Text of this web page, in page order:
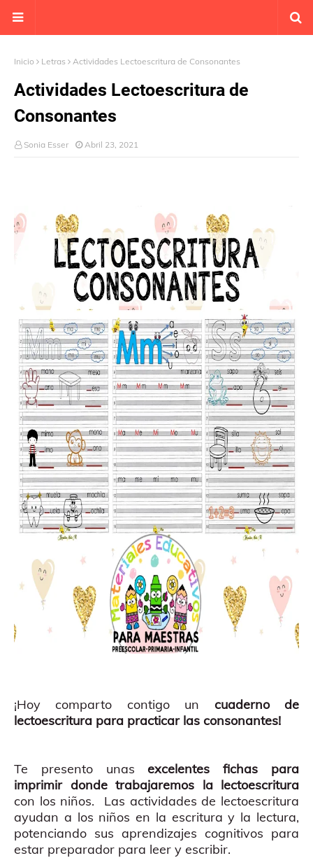
Inicio Letras Actividades Lectoescritura de Consonantes
Actividades Lectoescritura de
Consonantes
Sonia Esser Abril 23, 2021
¡Hoy comparto contigo un cuaderno de
lectoescritura para practicar las consonantes!
Te presento unas excelentes fichas para
imprimir donde trabajaremos la lectoescritura
con los niños. Las actividades de lectoescritura
ayudan a los niños en la escritura y la lectura,
potenciando sus aprendizajes cognitivos para
estar preparador para leer y escribir.